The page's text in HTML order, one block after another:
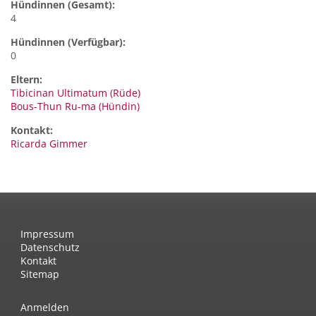
Hündinnen (Gesamt):
4
Hündinnen (Verfügbar):
0
Eltern:
Tibicinan Ultimatum (Rüde)
Bous-Thun Ru-ma (Hündin)
Kontakt:
Ricarda Gimmer
Impressum
Datenschutz
Kontakt
Sitemap
Anmelden